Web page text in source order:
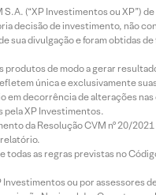
(“XP Investimentos ou
decisão de investimento, não
sua divulgação e foram obtidas
de modo a gerar
única e exclusivamente
em decorrência de alterações
pela XP Investimentos.
da Resolução CVM nº 20/
as regras previstas no
ou por assessores